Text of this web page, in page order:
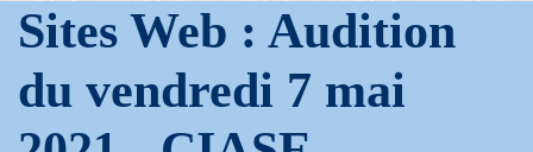
Sites Web : Audition
du vendredi 7 mai